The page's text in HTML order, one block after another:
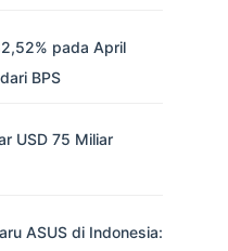
pada April
BPS
USD 75 Miliar
ASUS di Indonesia: